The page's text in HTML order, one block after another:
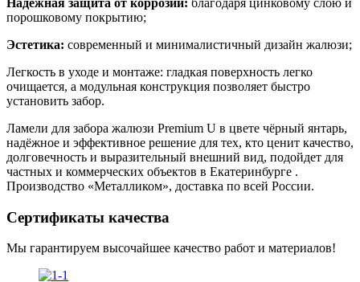
порошковому покрытию;
Эстетика: современный и минималистичный дизайн жалюзи;
Легкость в уходе и монтаже: гладкая поверхность легко
очищается, а модульная конструкция позволяет быстро
установить забор.
Ламели для забора жалюзи Premium U в цвете чёрный янтарь,
надёжное и эффективное решение для тех, кто ценит качество,
долговечность и выразительный внешний вид, подойдет для
частных и коммерческих объектов в Екатеринбурге .
Производство «Металликом», доставка по всей России.
Сертификаты качества
Мы гарантируем высочайшее качество работ и материалов!